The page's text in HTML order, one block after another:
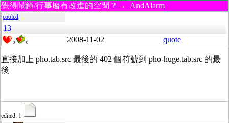
覺得鬧鐘/行事曆有改進的空間？→ AndAlarm
coolcd
13
0 0 2008-11-02 quote
直接加上 pho.tab.src 最後的 402 個符號到 pho-huge.tab.src 的最
後
edited: 1